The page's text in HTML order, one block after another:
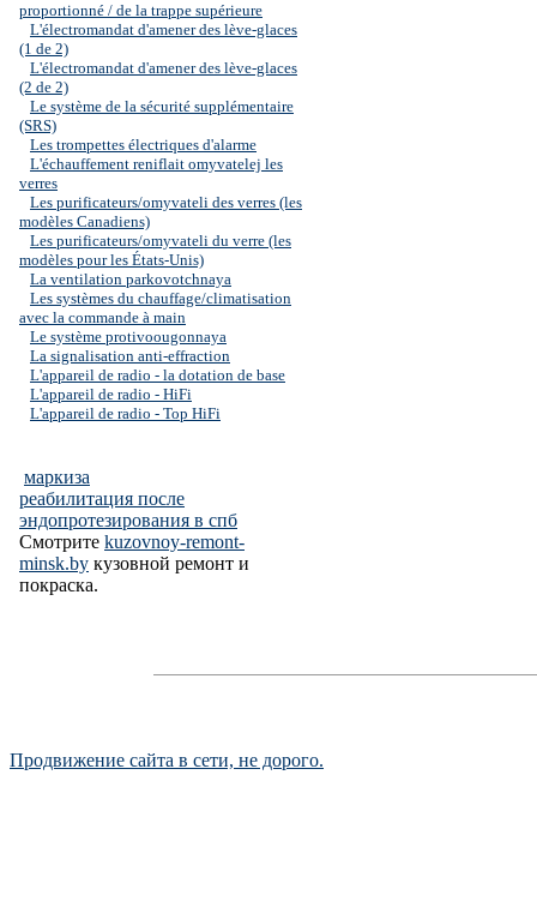
proportionné / de la trappe supérieure
L'électromandat d'amener des lève-glaces
(1 de 2)
L'électromandat d'amener des lève-glaces
(2 de 2)
Le système de la sécurité supplémentaire
(SRS)
Les trompettes électriques d'alarme
L'échauffement reniflait omyvatelej les
verres
Les purificateurs/omyvateli des verres (les
modèles Canadiens)
Les purificateurs/omyvateli du verre (les
modèles pour les États-Unis)
La ventilation parkovotchnaya
Les systèmes du chauffage/climatisation
avec la commande à main
Le système protivoougonnaya
La signalisation anti-effraction
L'appareil de radio - la dotation de base
L'appareil de radio - HiFi
L'appareil de radio - Top HiFi
маркиза
реабилитация после
эндопротезирования в спб
Смотрите kuzovnoy-remont-
minsk.by кузовной ремонт и
покраска.
Продвижение сайта в сети, не дорого.